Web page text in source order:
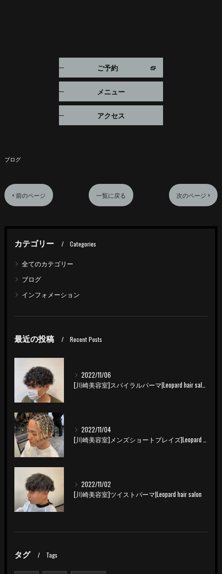
ご予約
メニュー
アクセス
ブログ
< 前のページ 一覧に戻る 次のページ >
カテゴリー Categories
全てのカテゴリー
ブログ
インフォメーション
最近の投稿 Recent Posts
2022/11/06
[川崎美容室]スパイラルパーマ|Leopard hair salon
2022/11/04
[川崎美容室]メンズショートブレイズ|Leopard hair salon
2022/11/02
[川崎美容室]ツイストパーマ|Leopard hair salon
タグ Tags